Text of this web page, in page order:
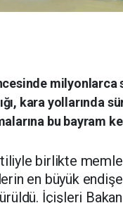
kara yollarında
bu bayram
birlikte
en büyük
İçişleri